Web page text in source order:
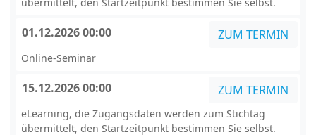
01.12.2026 00:00 ZUM TERMIN
Online-Seminar
15.12.2026 00:00 ZUM TERMIN
eLearning, die Zugangsdaten werden zum Stichtag
übermittelt, den Startzeitpunkt bestimmen Sie selbst.